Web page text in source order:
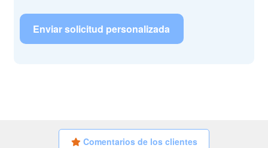
Comentarios de los clientes